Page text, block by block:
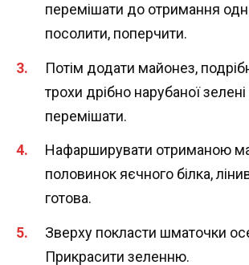
перемішати до отримання
посолити, поперчити.
Потім додати майонез,
трохи дрібно нарубаної
перемішати.
Нафарширувати отриманою
половинок яєчного білка,
готова.
Зверху покласти шматочки
Прикрасити зеленню.